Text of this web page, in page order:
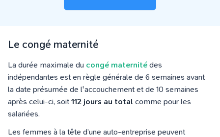
Le congé maternité
La durée maximale du congé maternité des
indépendantes est en règle générale de 6 semaines avant
la date présumée de l'accouchement et de 10 semaines
après celui-ci, soit 112 jours au total comme pour les
salariées.
Les femmes à la tête d’une auto-entreprise peuvent